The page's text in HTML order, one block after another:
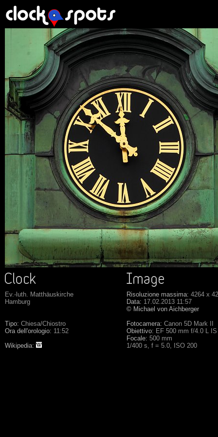
Ev.-luth. Matthäuskirche
Hamburg
Tipo: Chiesa/Chiostro
Ora dell'orologio: 11:52
Wikipedia:
Risoluzione massima: 4264 x
Data: 17.02.2013 11:57
© Michael von Aichberger
Fotocamera: Canon 5D Mark II
Obiettivo: EF 500 mm f/4.0 L
Focale: 500 mm
1/400 s, f = 5.0, ISO 200